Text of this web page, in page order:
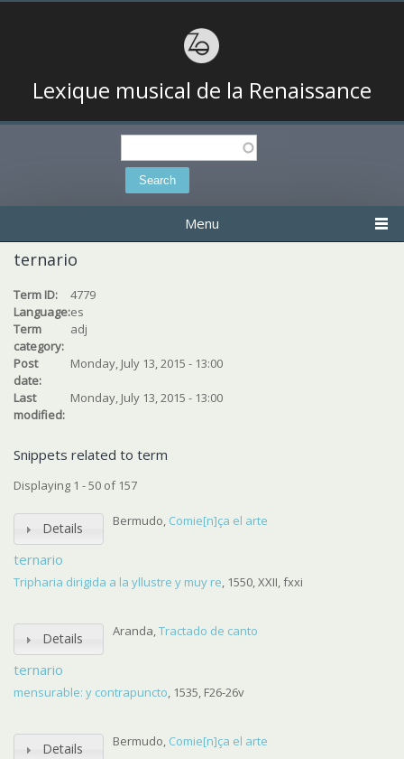
Lexique musical de la Renaissance
Search
Menu
ternario
Term ID:
4779
Language:es
Term
category:
adj
Post
date:
Monday, July 13, 2015 - 13:00
Last
modified:
Monday, July 13, 2015 - 13:00
Snippets related to term
Displaying 1 - 50 of 157
Details
ternario
Bermudo, Comie[n]ça el arte
Tripharia dirigida a la yllustre y muy re, 1550, XXII, fxxi
Details
ternario
Aranda,Tractado de canto
mensurable: y contrapuncto, 1535, F26-26v
Details Bermudo, Comie[n]ça el arte